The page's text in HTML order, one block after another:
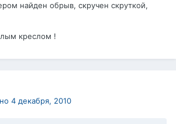
найден обрыв, скручен скруткой,
креслом !
4 декабря, 2010